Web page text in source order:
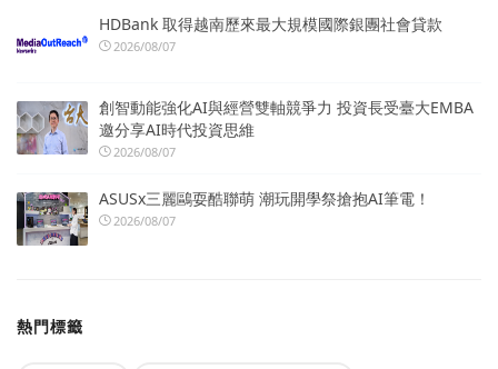
HDBank 取得越南歷來最大規模國際銀團社會貸款
2026/08/07
創智動能強化AI與經營雙軸競爭力 投資長受臺大EMBA
邀分享AI時代投資思維
2026/08/07
ASUSx三麗鷗耍酷聯萌 潮玩開學祭搶抱AI筆電！
2026/08/07
熱門標籤